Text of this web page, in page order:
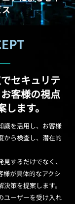
セキュリテ
客様の視点
ます。
識を活用し、お客様
から検査し、潜在的
するだけでなく、
様が具体的なアクシ
策を提案します。
ユーザーを受け入れ